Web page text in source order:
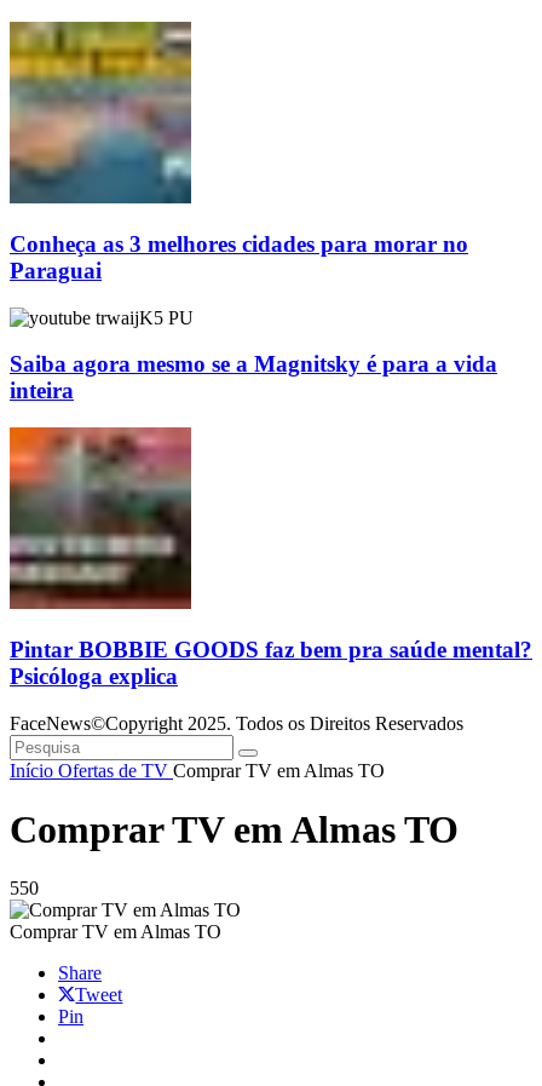
Conheça as 3 melhores cidades para morar no
Paraguai
Saiba agora mesmo se a Magnitsky é para a vida
inteira
Pintar BOBBIE GOODS faz bem pra saúde mental?
Psicóloga explica
FaceNews©Copyright 2025. Todos os Direitos Reservados
Início Ofertas de TV Comprar TV em Almas TO
Comprar TV em Almas TO
550
Comprar TV em Almas TO
Share
Tweet
Pin